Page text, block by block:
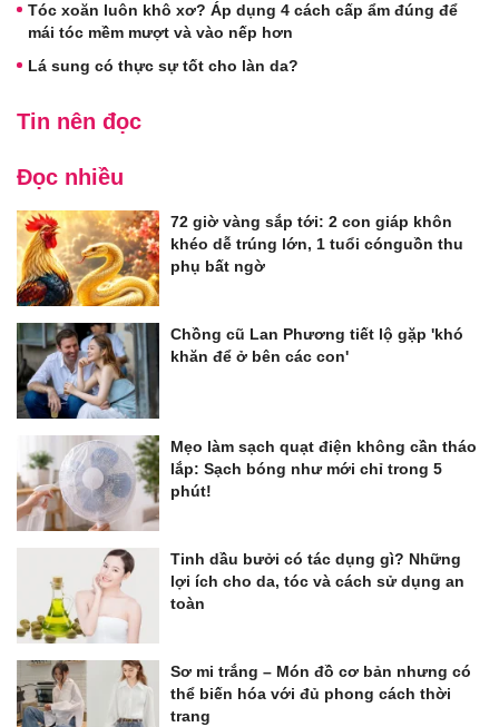
Tóc xoăn luôn khô xơ? Áp dụng 4 cách cấp ẩm đúng để
mái tóc mềm mượt và vào nếp hơn
Lá sung có thực sự tốt cho làn da?
Tin nên đọc
Đọc nhiều
72 giờ vàng sắp tới: 2 con giáp khôn
khéo dễ trúng lớn, 1 tuổi cónguồn thu
phụ bất ngờ
Chồng cũ Lan Phương tiết lộ gặp 'khó
khăn để ở bên các con'
Mẹo làm sạch quạt điện không cần tháo
lắp: Sạch bóng như mới chỉ trong 5
phút!
Tinh dầu bưởi có tác dụng gì? Những
lợi ích cho da, tóc và cách sử dụng an
toàn
Sơ mi trắng – Món đồ cơ bản nhưng có
thể biến hóa với đủ phong cách thời
trang